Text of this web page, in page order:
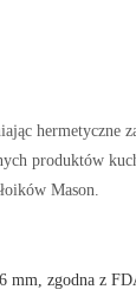
hermetyczne
produktów
Mason.